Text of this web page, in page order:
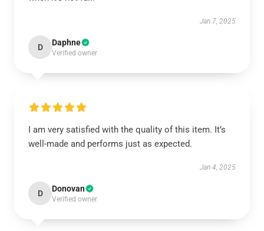
Jan 7, 2025
D Daphne
Verified owner
I am very satisfied with the quality of this item. It’s
well-made and performs just as expected.
Jan 4, 2025
D Donovan
Verified owner